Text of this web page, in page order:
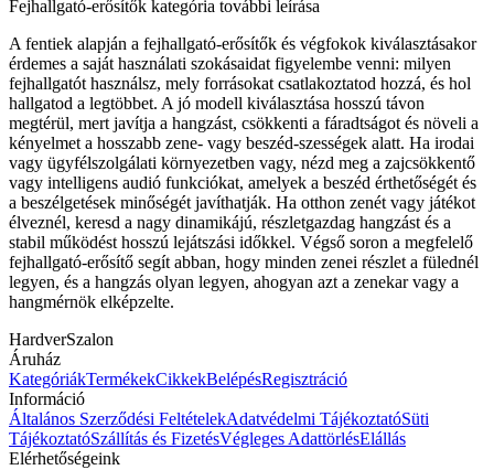
Fejhallgató-erősítők kategória további leírása
A fentiek alapján a fejhallgató-erősítők és végfokok kiválasztásakor
érdemes a saját használati szokásaidat figyelembe venni: milyen
fejhallgatót használsz, mely forrásokat csatlakoztatod hozzá, és hol
hallgatod a legtöbbet. A jó modell kiválasztása hosszú távon
megtérül, mert javítja a hangzást, csökkenti a fáradtságot és növeli a
kényelmet a hosszabb zene- vagy beszéd‑szességek alatt. Ha irodai
vagy ügyfélszolgálati környezetben vagy, nézd meg a zajcsökkentő
vagy intelligens audió funkciókat, amelyek a beszéd érthetőségét és
a beszélgetések minőségét javíthatják. Ha otthon zenét vagy játékot
élveznél, keresd a nagy dinamikájú, részletgazdag hangzást és a
stabil működést hosszú lejátszási időkkel. Végső soron a megfelelő
fejhallgató-erősítő segít abban, hogy minden zenei részlet a fülednél
legyen, és a hangzás olyan legyen, ahogyan azt a zenekar vagy a
hangmérnök elképzelte.
HardverSzalon
Áruház
KategóriákTermékekCikkekBelépésRegisztráció
Információ
Általános Szerződési FeltételekAdatvédelmi TájékoztatóSüti
TájékoztatóSzállítás és FizetésVégleges AdattörlésElállás
Elérhetőségeink